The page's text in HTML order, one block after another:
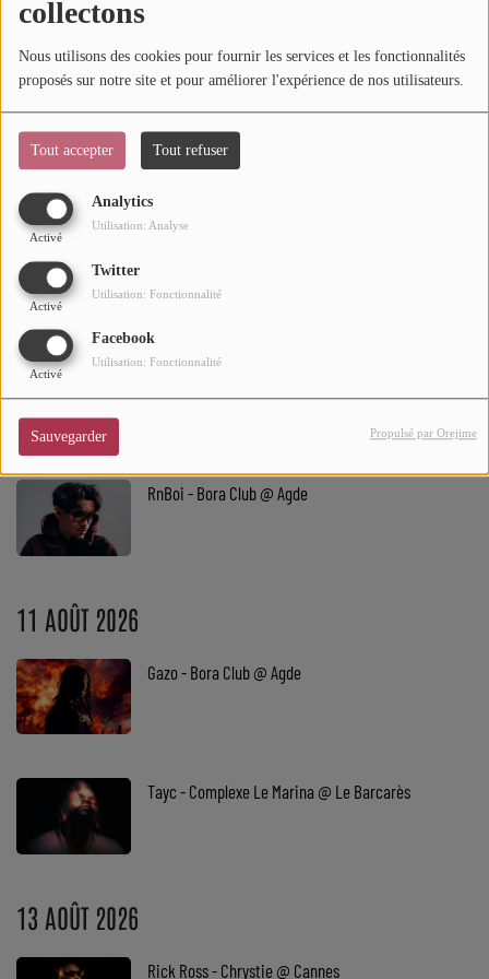
collectons
Nous utilisons des cookies pour fournir les services et les fonctionnalités
proposés sur notre site et pour améliorer l'expérience de nos utilisateurs.
Tout accepter Tout refuser
Analytics
Activé
Utilisation: Analyse
Twitter
Activé
Utilisation: Fonctionnalité
Facebook
Activé
Utilisation: Fonctionnalité
Sauvegarder Propulsé par Orejime
Cinéma
Buzz
Dossiers
Concerts
Festivals
CONCOURS
CHARTS
Top Soul Addict
Grille des programmes
Titres diffusés
Playlist
MY SOUL ADDICT
ACTUELLEMENT
Gospel Dream - Cathédrale américaine @ Paris
Sheesha Rose - Bizz'Art @ Paris
09 AOÛT 2026
Gims - Amnésia @ Agde
RnBoi - Bora Club @ Agde
11 AOÛT 2026
Gazo - Bora Club @ Agde
Tayc - Complexe Le Marina @ Le Barcarès
13 AOÛT 2026
Rick Ross - Chrystie @ Cannes